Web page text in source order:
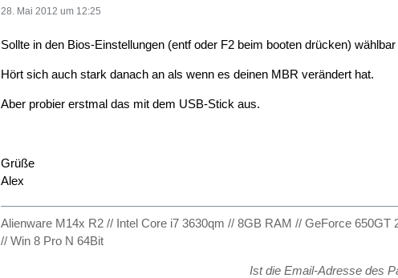
28. Mai 2012 um 12:25
Sollte in den Bios-Einstellungen (entf oder F2 beim booten drücken) wählbar
Hört sich auch stark danach an als wenn es deinen MBR verändert hat.
Aber probier erstmal das mit dem USB-Stick aus.
Grüße
Alex
Alienware M14x R2 // Intel Core i7 3630qm // 8GB RAM // GeForce
// Win 8 Pro N 64Bit
Ist die Email-Adresse des